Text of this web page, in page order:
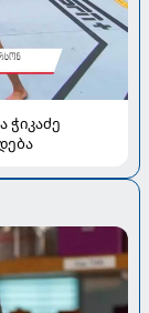
ჭიკაძე